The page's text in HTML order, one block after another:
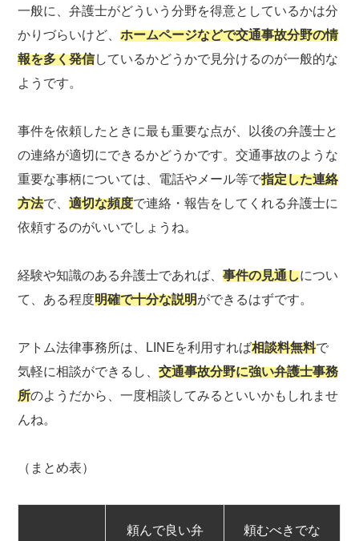
一般に、弁護士がどういう分野を得意としているかは分
かりづらいけど、ホームページなどで交通事故分野の情
報を多く発信しているかどうかで見分けるのが一般的な
ようです。
事件を依頼したときに最も重要な点が、以後の弁護士と
の連絡が適切にできるかどうかです。交通事故のような
重要な事柄については、電話やメール等で指定した連絡
方法で、適切な頻度で連絡・報告をしてくれる弁護士に
依頼するのがいいでしょうね。
経験や知識のある弁護士であれば、事件の見通しについ
て、ある程度明確で十分な説明ができるはずです。
アトム法律事務所は、LINEを利用すれば相談料無料で
気軽に相談ができるし、交通事故分野に強い弁護士事務
所のようだから、一度相談してみるといいかもしれませ
んね。
（まとめ表）
頼んで良い弁
頼むべきでな